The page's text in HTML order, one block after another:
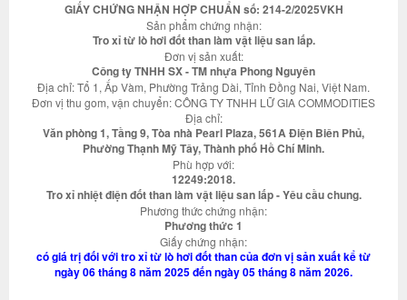
GIẤY CHỨNG NHẬN HỢP CHUẨN số: 214-2/2025VKH
Sản phẩm chứng nhận:
Tro xỉ từ lò hơi đốt than làm vật liệu san lấp.
Đơn vị sản xuất:
Công ty TNHH SX - TM nhựa Phong Nguyên
Địa chỉ: Tổ 1, Ấp Vàm, Phường Trảng Dài, Tỉnh Đồng Nai, Việt Nam.
Đơn vị thu gom, vận chuyển: CÔNG TY TNHH LỮ GIA COMMODITIES
Địa chỉ:
Văn phòng 1, Tầng 9, Tòa nhà Pearl Plaza, 561A Điện Biên Phủ,
Phường Thạnh Mỹ Tây, Thành phố Hồ Chí Minh.
Phù hợp với:
12249:2018.
Tro xỉ nhiệt điện đốt than làm vật liệu san lấp - Yêu cầu chung.
Phương thức chứng nhận:
Phương thức 1
Giấy chứng nhận:
có giá trị đối với tro xỉ từ lò hơi đốt than của đơn vị sản xuất kể từ
ngày 06 tháng 8 năm 2025 đến ngày 05 tháng 8 năm 2026.